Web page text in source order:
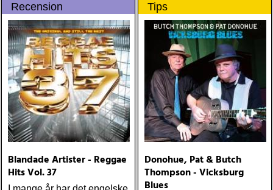
populære reggaestil kaldet
one-drop
Recension
Blandade Artister - Reggae
Hits Vol. 37
Tips
Donohue, Pat & Butch
Thompson - Vicksburg
Blues